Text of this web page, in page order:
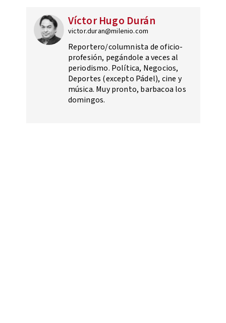
Víctor Hugo Durán
victor.duran@milenio.com
Reportero/columnista de oficio-
profesión, pegándole a veces al
periodismo. Política, Negocios,
Deportes (excepto Pádel), cine y
música. Muy pronto, barbacoa los
domingos.